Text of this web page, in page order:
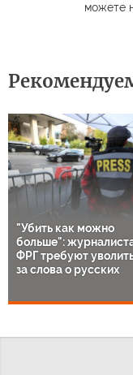
можете
"Убить как можно
больше":
ФРГ требуют
за слова о русских